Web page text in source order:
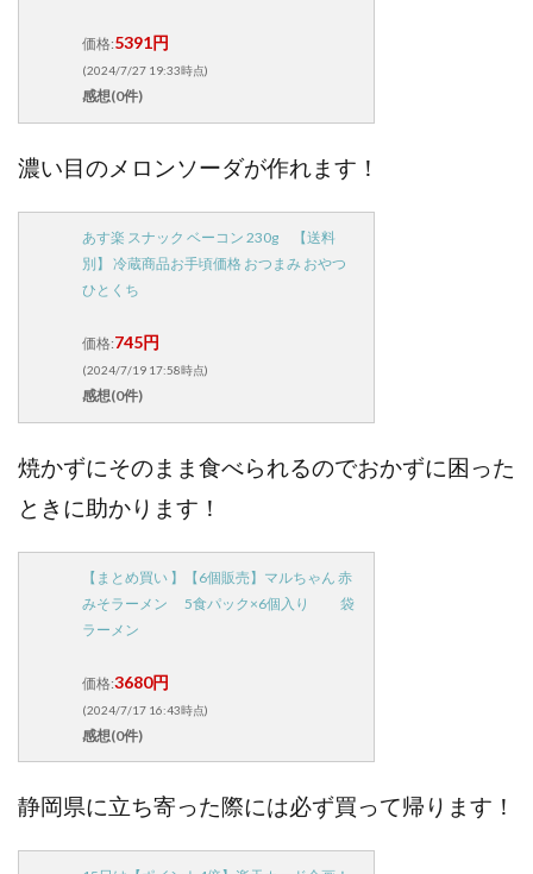
価格:5391円
(2024/7/27 19:33時点)
感想(0件)
濃い目のメロンソーダが作れます！
あす楽 スナック ベーコン 230g 【送料
別】 冷蔵商品お手頃価格 おつまみ おやつ
ひとくち
価格:745円
(2024/7/19 17:58時点)
感想(0件)
焼かずにそのまま食べられるのでおかずに困った
ときに助かります！
【まとめ買い 】【6個販売】マルちゃん 赤
みそラーメン 5食パック×6個入り 袋
ラーメン
価格:3680円
(2024/7/17 16:43時点)
感想(0件)
静岡県に立ち寄った際には必ず買って帰ります！